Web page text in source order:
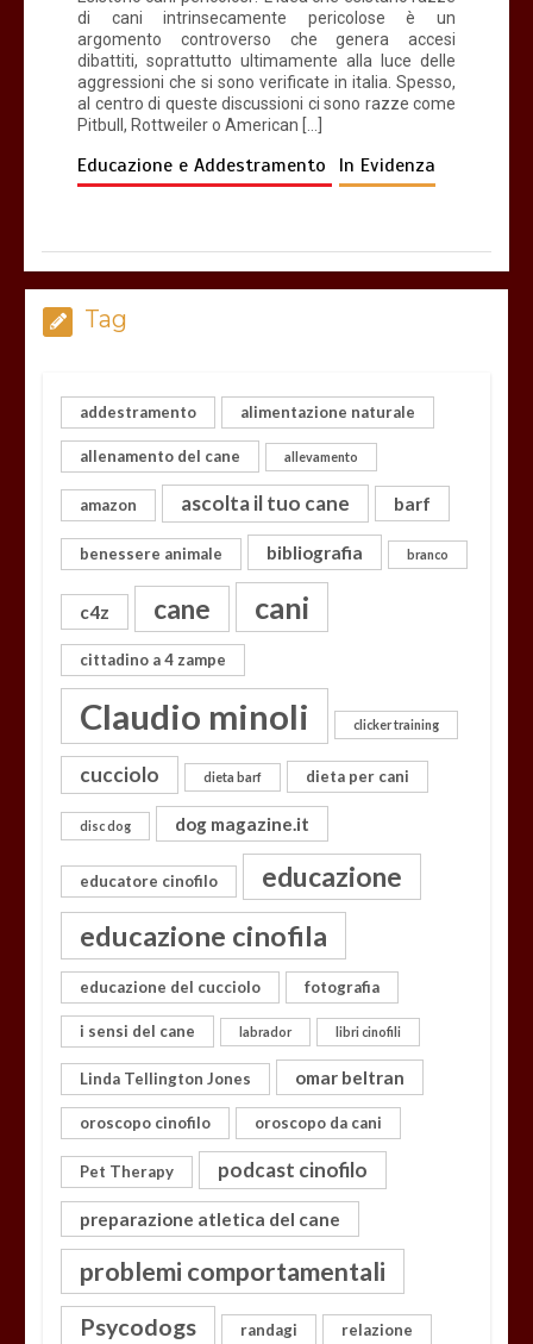
di cani intrinsecamente pericolose è un
argomento controverso che genera accesi
dibattiti, soprattutto ultimamente alla luce delle
aggressioni che si sono verificate in italia. Spesso,
al centro di queste discussioni ci sono razze come
Pitbull, Rottweiler o American […]
Educazione e Addestramento In Evidenza
Tag
addestramento alimentazione naturale
allenamento del cane allevamento
amazon ascolta il tuo cane barf
benessere animale bibliografia branco
c4z cane cani
cittadino a 4 zampe
Claudio minoli clicker training
cucciolo dieta barf dieta per cani
disc dog dog magazine.it
educatore cinofilo educazione
educazione cinofila
educazione del cucciolo fotografia
i sensi del cane labrador libri cinofili
Linda Tellington Jones omar beltran
oroscopo cinofilo oroscopo da cani
Pet Therapy podcast cinofilo
preparazione atletica del cane
problemi comportamentali
Psycodogs randagi relazione